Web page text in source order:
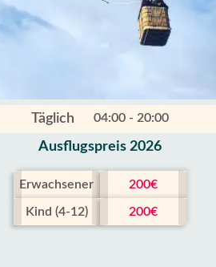
Täglich 04:00 - 20:00
Ausflugspreis 2026
Erwachsener 200€
Kind (4-12) 200€